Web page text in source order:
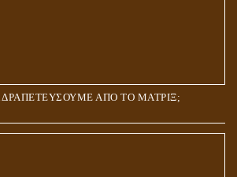
ΑΠΟ ΤΟ ΜΑΤΡΙΞ;